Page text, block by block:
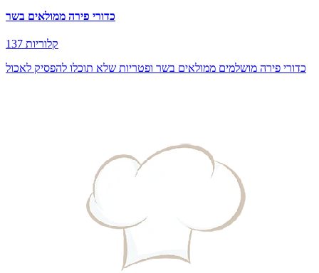
כדורי פירה ממולאים בשר
137 קלוריות
כדורי פירה מושלמים ממולאים בשר ופטריות שלא תוכלו להפסיק לאכול